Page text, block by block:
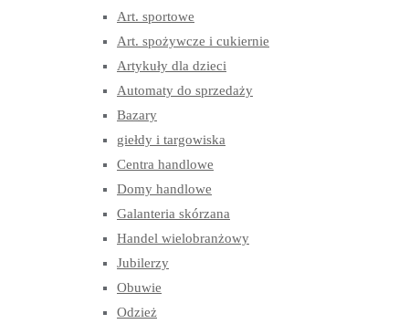
Art. sportowe
Art. spożywcze i cukiernie
Artykuły dla dzieci
Automaty do sprzedaży
Bazary
giełdy i targowiska
Centra handlowe
Domy handlowe
Galanteria skórzana
Handel wielobranżowy
Jubilerzy
Obuwie
Odzież